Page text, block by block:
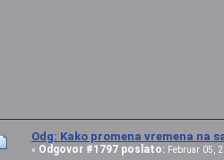
Odg: Kako promena vremena na
« Odgovor #1797 poslato: Februar 05,